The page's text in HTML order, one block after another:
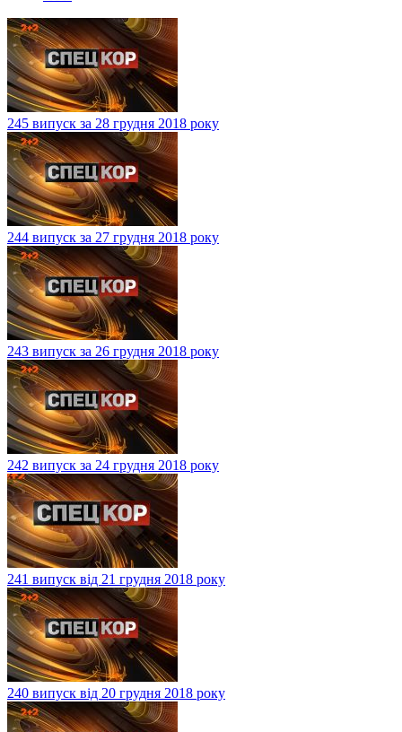
245 випуск за 28 грудня 2018 року
244 випуск за 27 грудня 2018 року
243 випуск за 26 грудня 2018 року
242 випуск за 24 грудня 2018 року
241 випуск від 21 грудня 2018 року
240 випуск від 20 грудня 2018 року